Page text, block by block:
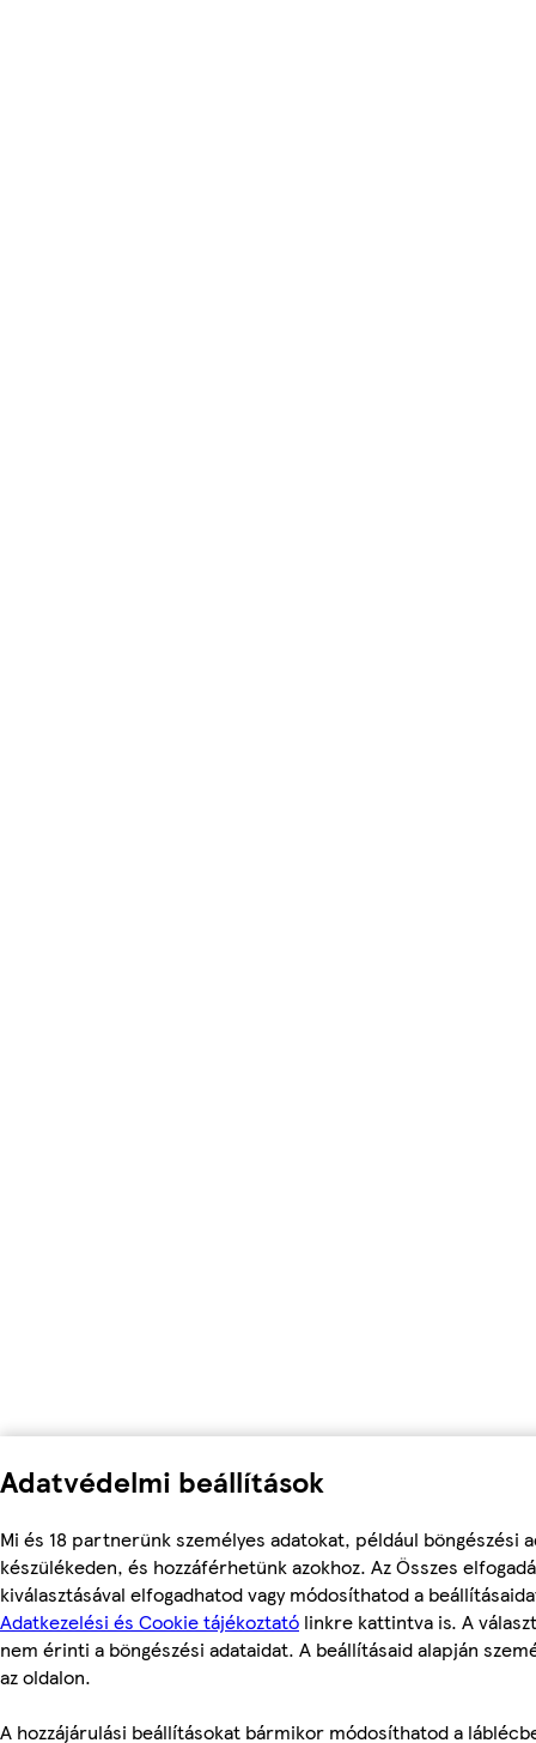
Adatvédelmi beállítások
Mi és 18 partnerünk személyes adatokat, például böngészési
készülékeden, és hozzáférhetünk azokhoz. Az Összes
kiválasztásával elfogadhatod vagy módosíthatod a
Adatkezelési és Cookie tájékoztató linkre kattintva is. A
nem érinti a böngészési adataidat. A beállításaid alapján
az oldalon.
A hozzájárulási beállításokat bármikor módosíthatod a